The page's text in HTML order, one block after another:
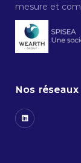
mesure et
Nos réseaux